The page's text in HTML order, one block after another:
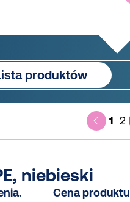
produktów
1 2
niebieski
Cena produktu